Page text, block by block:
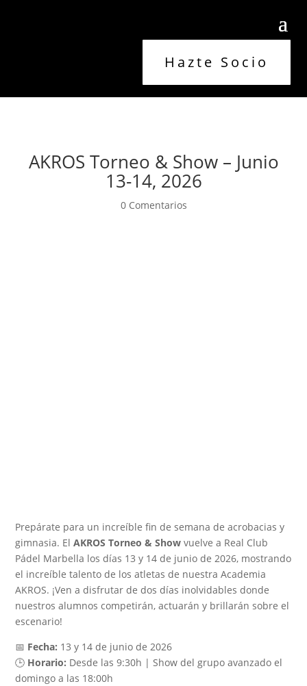
Hazte Socio
AKROS Torneo & Show – Junio
13-14, 2026
0 Comentarios
Prepárate para un increíble fin de semana de acrobacias y
gimnasia. ElAKROS Torneo & Show vuelve a Real Club
Pádel Marbella los días 13 y 14 de junio de 2026, mostrando
el increíble talento de los atletas de nuestra Academia
AKROS. ¡Ven a disfrutar de dos días inolvidables donde
nuestros alumnos competirán, actuarán y brillarán sobre el
escenario!
📅 Fecha: 13 y 14 de junio de 2026
🕒 Horario: Desde las 9:30h | Show del grupo avanzado el
domingo a las 18:00h